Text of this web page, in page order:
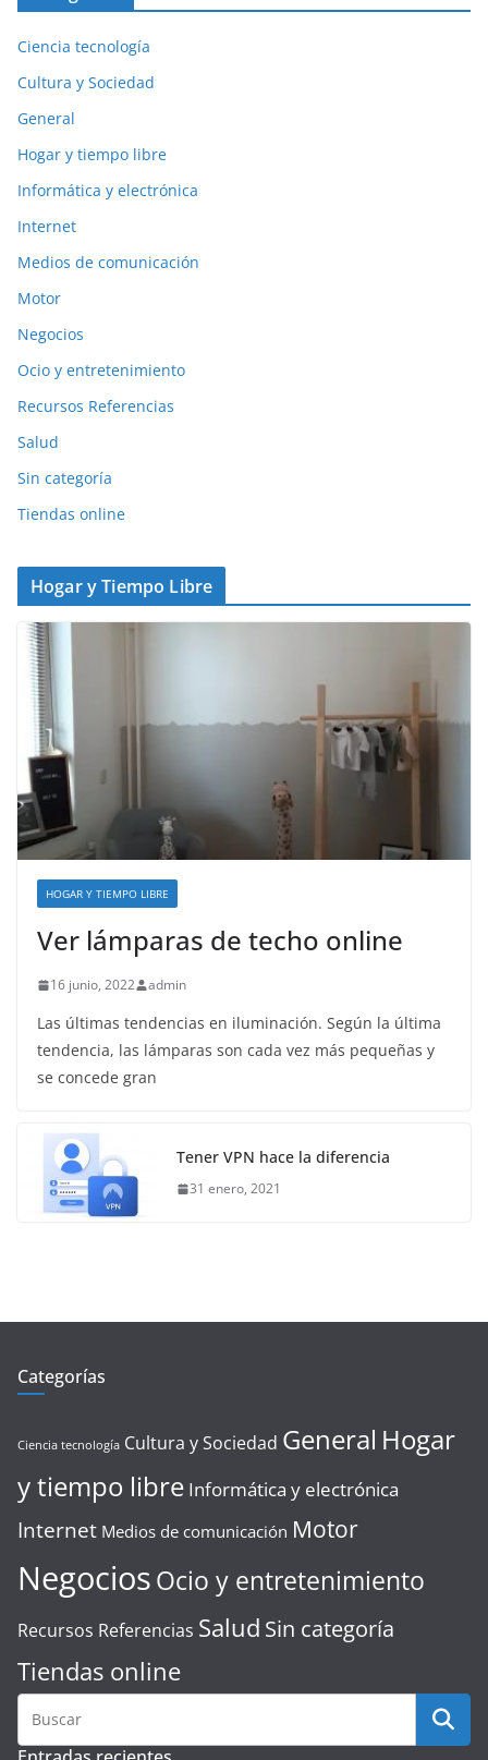
Ciencia tecnología
Cultura y Sociedad
General
Hogar y tiempo libre
Informática y electrónica
Internet
Medios de comunicación
Motor
Negocios
Ocio y entretenimiento
Recursos Referencias
Salud
Sin categoría
Tiendas online
Hogar y Tiempo Libre
HOGAR Y TIEMPO LIBRE
Ver lámparas de techo online
16 junio, 2022 admin
Las últimas tendencias en iluminación. Según la última
tendencia, las lámparas son cada vez más pequeñas y
se concede gran
Tener VPN hace la diferencia
31 enero, 2021
Categorías
Ciencia tecnología Cultura y Sociedad General Hogar
y tiempo libre Informática y electrónica
Internet Medios de comunicación Motor
NegociosOcio y entretenimiento
Recursos Referencias Salud Sin categoría
Tiendas online